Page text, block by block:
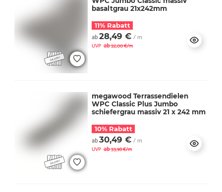
basaltgrau 21x242mm
11% Rabatt
ab28,49 € / m
UVP ab32,00 €/m
megawood Terrassendielen
WPC Classic Plus Jumbo
schiefergrau massiv 21 x 242 mm
10% Rabatt
ab30,49 € / m
UVP ab33,98 €/m